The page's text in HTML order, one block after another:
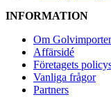
INFORMATION
Om
Affärsidé
Företagets
Vanliga frågor
Partners